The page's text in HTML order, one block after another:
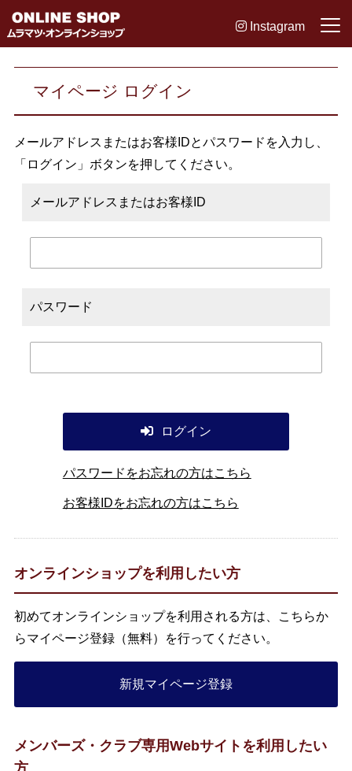
Instagram
マイページ ログイン
メールアドレスまたはお客様IDとパスワードを入力し、
「ログイン」ボタンを押してください。
メールアドレスまたはお客様ID
パスワード
ログイン
パスワードをお忘れの方はこちら
お客様IDをお忘れの方はこちら
オンラインショップを利用したい方
初めてオンラインショップを利用される方は、こちらか
らマイページ登録（無料）を行ってください。
新規マイページ登録
メンバーズ・クラブ専用Webサイトを利用したい
方